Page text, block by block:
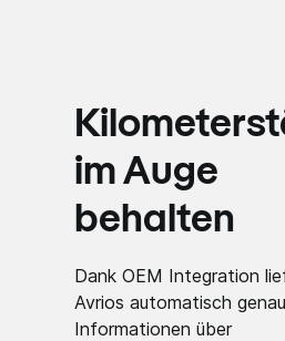
im Auge
behalten
Dank OEM Integration
Avrios automatisch
Informationen über